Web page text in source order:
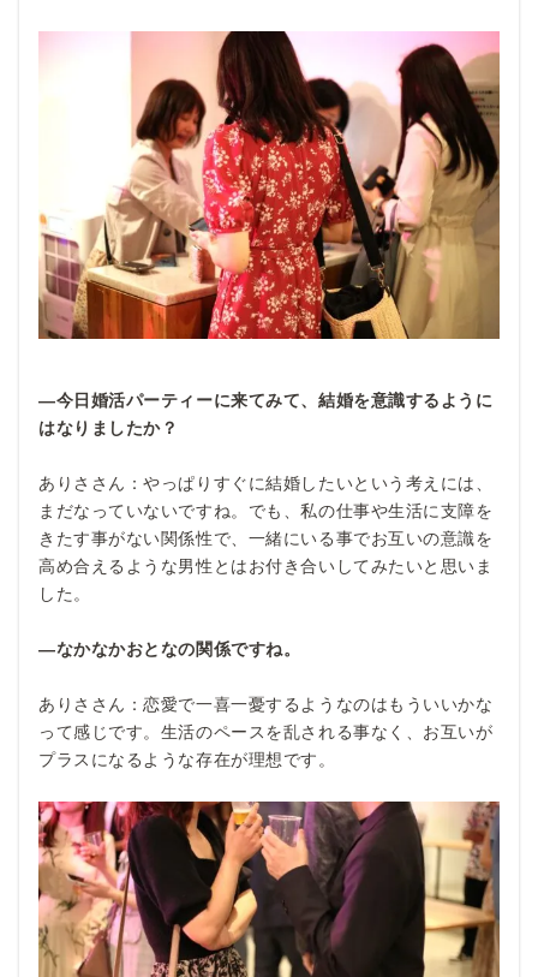
―今日婚活パーティーに来てみて、結婚を意識するように
はなりましたか？
ありささん：やっぱりすぐに結婚したいという考えには、
まだなっていないですね。でも、私の仕事や生活に支障を
きたす事がない関係性で、一緒にいる事でお互いの意識を
高め合えるような男性とはお付き合いしてみたいと思いま
した。
―なかなかおとなの関係ですね。
ありささん：恋愛で一喜一憂するようなのはもういいかな
って感じです。生活のペースを乱される事なく、お互いが
プラスになるような存在が理想です。